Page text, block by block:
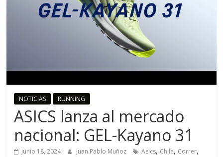
u
n
n
NOTICIAS RUNNING
ASICS lanza al mercado
nacional: GEL-Kayano 31
junio 18, 2024 Juan Pablo Muñoz Asics, Chile, Correr,